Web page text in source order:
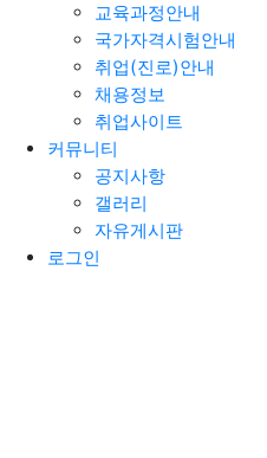
교육과정안내
국가자격시험안내
취업(진로)안내
채용정보
취업사이트
커뮤니티
공지사항
갤러리
자유게시판
로그인